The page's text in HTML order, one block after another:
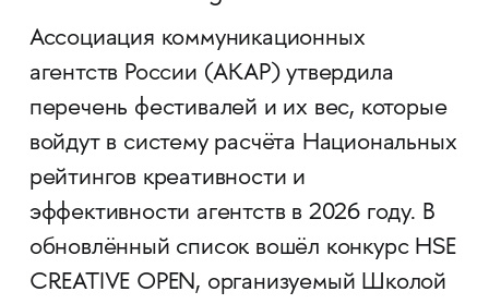
Ассоциация коммуникационных
агентств России (АКАР) утвердила
перечень фестивалей и их вес, которые
войдут в систему расчёта Национальных
рейтингов креативности и
эффективности агентств в 2026 году. В
обновлённый список вошёл конкурс HSE
CREATIVE OPEN, организуемый Школой